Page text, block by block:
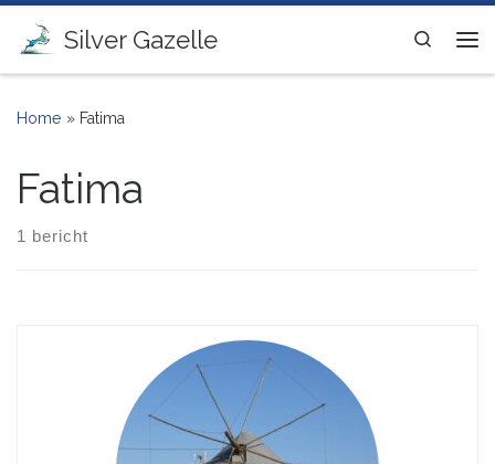
Ga naar inhoud
Silver Gazelle
Search
Home » Fatima
Fatima
1 bericht